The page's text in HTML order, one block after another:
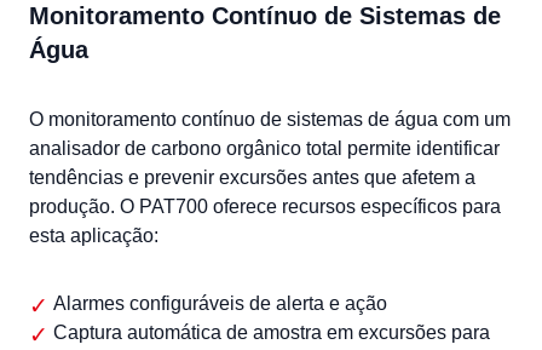
Monitoramento Contínuo de Sistemas de
Água
O monitoramento contínuo de sistemas de água com um
analisador de carbono orgânico total permite identificar
tendências e prevenir excursões antes que afetem a
produção. O PAT700 oferece recursos específicos para
esta aplicação:
Alarmes configuráveis de alerta e ação
Captura automática de amostra em excursões para